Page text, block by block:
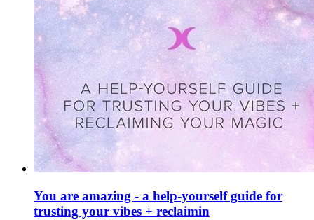
You are amazing - a help-yourself guide for
trusting your vibes + reclaimin